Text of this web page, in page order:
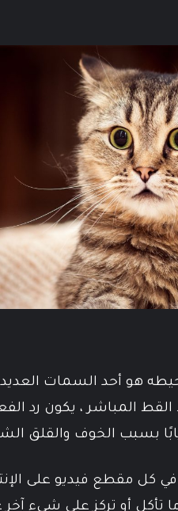
هو أحد السمات
المباشر ، يكون رد
بسبب الخوف والقلق
كل مقطع فيديو على
تأكل أو تركز على شيء آخر